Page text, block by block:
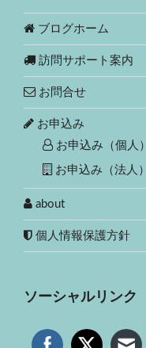
ブログホーム
訪問サポート案内
お問合せ
お申込み
お申込み（個人）
お申込み（法人）
about
個人情報保護方針
ソーシャルリンク